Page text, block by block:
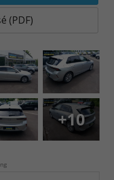
(PDF)
+10